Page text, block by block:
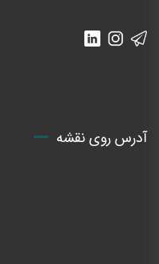
آدرس روی نقشه